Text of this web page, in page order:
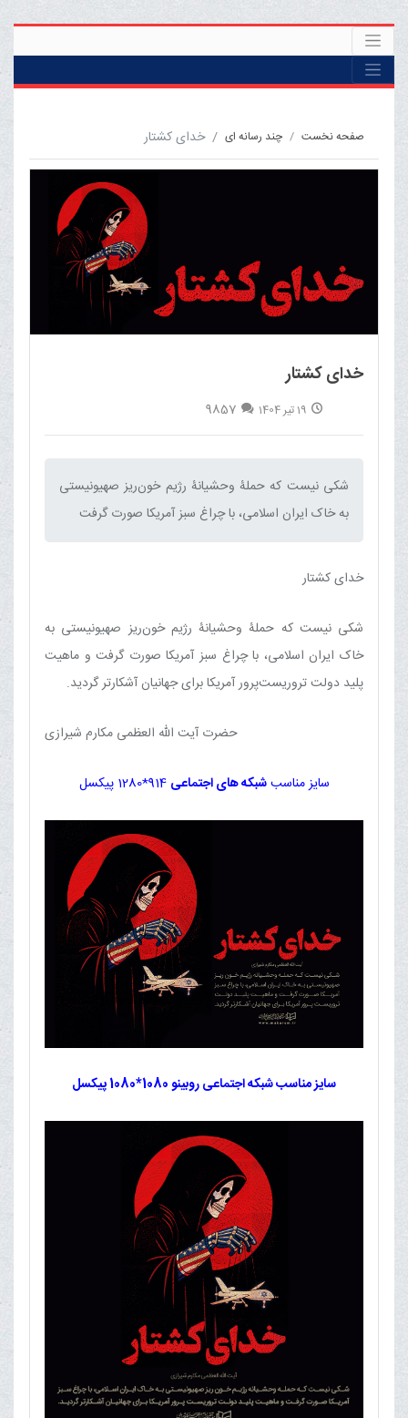
صفحه نخست چند رسانه ای خدای کشتار
خدای کشتار
19 تیر 1404 9857
شکی نیست که حملۀ وحشیانۀ رژیم خون‌ریز صهیونیستی
به خاک ایران اسلامی، با چراغ سبز آمریکا صورت گرفت‌
خدای کشتار
شکی نیست که حملۀ وحشیانۀ رژیم خون‌ریز صهیونیستی به
خاک ایران اسلامی، با چراغ سبز آمریکا صورت گرفت و ماهیت
پلید دولت تروریست‌پرور آمریکا برای جهانیان آشکارتر گردید.
حضرت آیت الله العظمی مکارم شیرازی
سایز مناسبشبکه های اجتماعی 914*1280 پیکسل
سایز مناسب شبکه اجتماعی روبینو 1080*1080 پیکسل